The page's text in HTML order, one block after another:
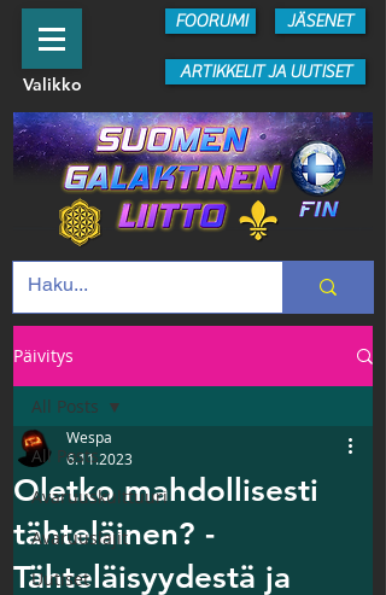
JÄSENET
FOORUMI
Valikko
ARTIKKELIT JA UUTISET
Päivitys
All Posts
Avaruuskulttuuri
Avaruuslajit
Uutiset
All Posts
Oletko mahdollisesti
tähteläinen? -
Tähteläisyydestä ja
Wespa
6.11.2023